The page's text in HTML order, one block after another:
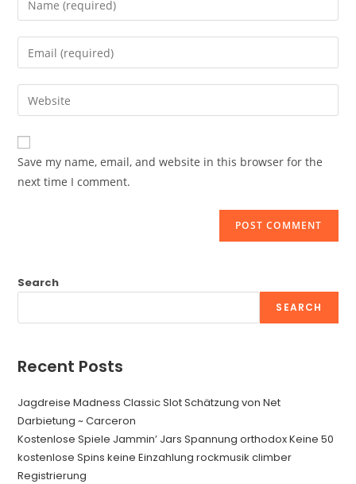
your
name
comment
Enter
your
email
address
comment
Enter
your
website
URL
(optional)
Save my name, email, and website in this browser for the
next time I comment.
Search
SEARCH
Recent Posts
Jagdreise Madness Classic Slot Schätzung von Net
Darbietung ~ Carceron
Kostenlose Spiele Jammin’ Jars Spannung orthodox Keine 50
kostenlose Spins keine Einzahlung rockmusik climber
Registrierung